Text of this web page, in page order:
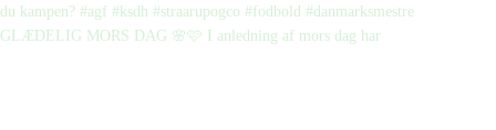
GLÆDELIG MORS DAG 🌸🩷 I anledning af mors dag har